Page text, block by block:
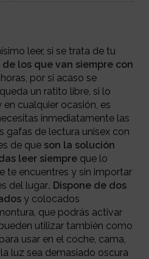
leer, si se trata de tu
de los que van siempre con
por si acaso se
un ratito libre, si lo
cualquier ocasión, es
inmediatamente las
gafas de lectura unisex con
de que son la solución
leer siempreque lo
te encuentres y sin importar
del lugar. Dispone de dos
y colocados
que podrás activar
utilizar también como
usar en el coche, cama,
luz sea demasiado oscura